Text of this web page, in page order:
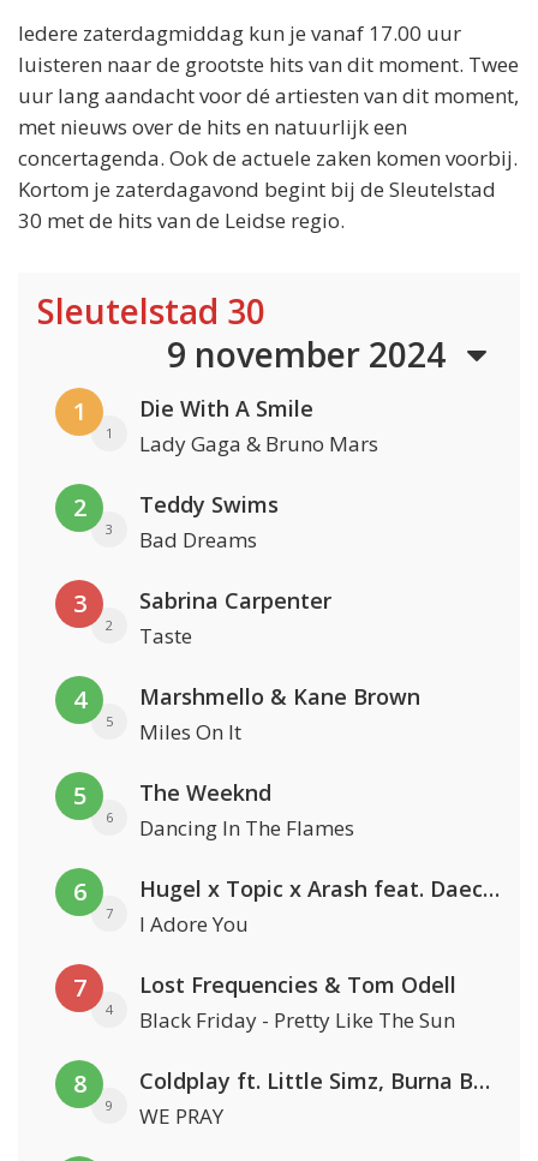
Iedere zaterdagmiddag kun je vanaf 17.00 uur
luisteren naar de grootste hits van dit moment. Twee
uur lang aandacht voor dé artiesten van dit moment,
met nieuws over de hits en natuurlijk een
concertagenda. Ook de actuele zaken komen voorbij.
Kortom je zaterdagavond begint bij de Sleutelstad
30 met de hits van de Leidse regio.
Sleutelstad 30
9 november 2024
1
1
Die With A Smile
Lady Gaga & Bruno Mars
2
3
Teddy Swims
Bad Dreams
3
2
Sabrina Carpenter
Taste
4
5
Marshmello & Kane Brown
Miles On It
5
6
The Weeknd
Dancing In The Flames
6
7
Hugel x Topic x Arash feat. Daecolm
I Adore You
7
4
Lost Frequencies & Tom Odell
Black Friday - Pretty Like The Sun
8
9
Coldplay ft. Little Simz, Burna Boy, Elyanna & Tini
WE PRAY